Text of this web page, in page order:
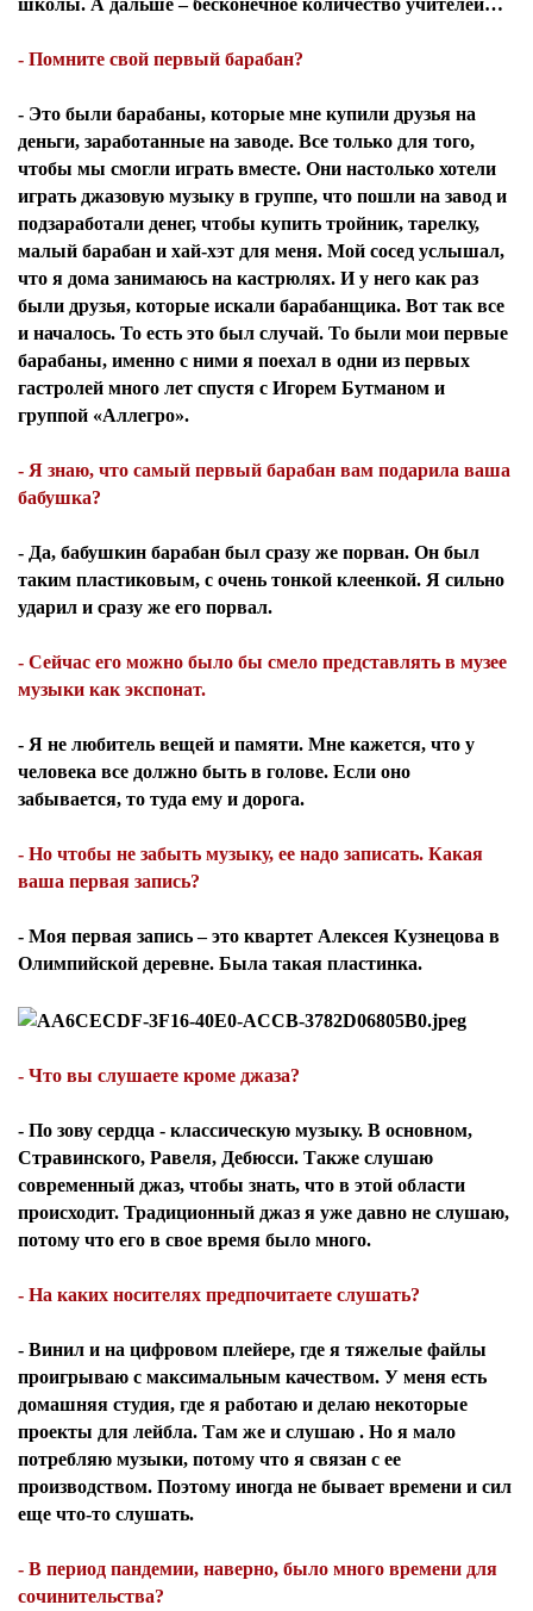
школы. А дальше – бесконечное количество учителей…
- Помните свой первый барабан?
- Это были барабаны, которые мне купили друзья на
деньги, заработанные на заводе. Все только для того,
чтобы мы смогли играть вместе. Они настолько хотели
играть джазовую музыку в группе, что пошли на завод и
подзаработали денег, чтобы купить тройник, тарелку,
малый барабан и хай-хэт для меня. Мой сосед услышал,
что я дома занимаюсь на кастрюлях. И у него как раз
были друзья, которые искали барабанщика. Вот так все
и началось. То есть это был случай. То были мои первые
барабаны, именно с ними я поехал в одни из первых
гастролей много лет спустя с Игорем Бутманом и
группой «Аллегро».
- Я знаю, что самый первый барабан вам подарила ваша
бабушка?
- Да, бабушкин барабан был сразу же порван. Он был
таким пластиковым, с очень тонкой клеенкой. Я сильно
ударил и сразу же его порвал.
- Сейчас его можно было бы смело представлять в музее
музыки как экспонат.
- Я не любитель вещей и памяти. Мне кажется, что у
человека все должно быть в голове. Если оно
забывается, то туда ему и дорога.
- Но чтобы не забыть музыку, ее надо записать. Какая
ваша первая запись?
- Моя первая запись – это квартет Алексея Кузнецова в
Олимпийской деревне. Была такая пластинка.
- Что вы слушаете кроме джаза?
- По зову сердца - классическую музыку. В основном,
Стравинского, Равеля, Дебюсси. Также слушаю
современный джаз, чтобы знать, что в этой области
происходит. Традиционный джаз я уже давно не слушаю,
потому что его в свое время было много.
- На каких носителях предпочитаете слушать?
- Винил и на цифровом плейере, где я тяжелые файлы
проигрываю с максимальным качеством. У меня есть
домашняя студия, где я работаю и делаю некоторые
проекты для лейбла. Там же и слушаю . Но я мало
потребляю музыки, потому что я связан с ее
производством. Поэтому иногда не бывает времени и сил
еще что-то слушать.
- В период пандемии, наверно, было много времени для
сочинительства?